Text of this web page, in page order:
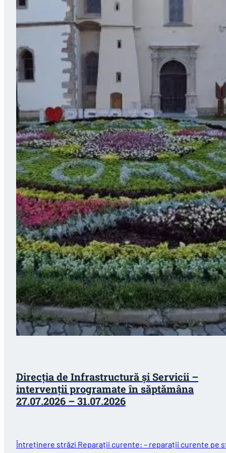
Direcția de Infrastructură și Servicii –
intervenții programate în săptămâna
27.07.2026 – 31.07.2026
Întreținere străzi Reparații curente: – reparații curente pe